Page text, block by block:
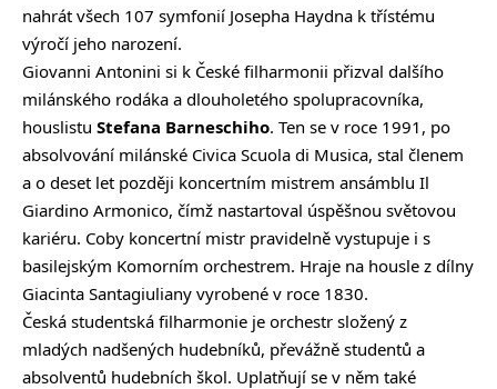
nahrát všech 107 symfonií Josepha Haydna k třístému
výročí jeho narození.
Giovanni Antonini si k České filharmonii přizval dalšího
milánského rodáka a dlouholetého spolupracovníka,
houslistu Stefana Barneschiho. Ten se v roce 1991, po
absolvování milánské Civica Scuola di Musica, stal členem
a o deset let později koncertním mistrem ansámblu Il
Giardino Armonico, čímž nastartoval úspěšnou světovou
kariéru. Coby koncertní mistr pravidelně vystupuje i s
basilejským Komorním orchestrem. Hraje na housle z dílny
Giacinta Santagiuliany vyrobené v roce 1830.
Česká studentská filharmonie je orchestr složený z
mladých nadšených hudebníků, převážně studentů a
absolventů hudebních škol. Uplatňují se v něm také